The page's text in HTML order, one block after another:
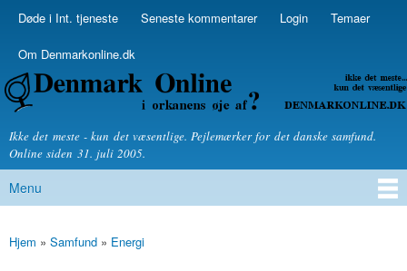
Skip to
Secondary menu
Døde i Int. tjeneste Seneste kommentarer Login Temaer
Om Denmarkonline.dk
Denmarkonline.dk - blognyheder om politik
Ikke det meste - kun det væsentlige. Pejlemærker for det danske samfund.
Online siden 31. juli 2005.
Main menu
Menu
You are here
Hjem » Samfund » Energi